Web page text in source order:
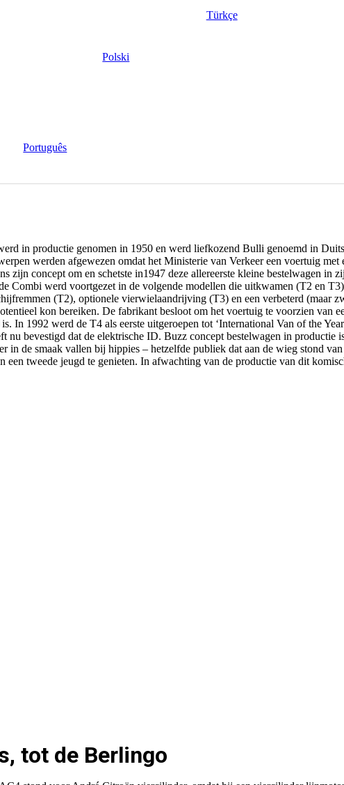
Polski
Português
Türkçe
in productie genomen in 1950 en werd liefkozend Bulli genoemd in
werden afgewezen omdat het Ministerie van Verkeer een voertuig met
zijn concept om en schetste in1947 deze allereerste kleine bestelwagen in
Combi werd voortgezet in de volgende modellen die uitkwamen (T2 en
(T2), optionele vierwielaandrijving (T3) en een verbeterd (maar
kon bereiken. De fabrikant besloot om het voertuig te voorzien van
In 1992 werd de T4 als eerste uitgeroepen tot ‘International Van of the
bevestigd dat de elektrische ID. Buzz concept bestelwagen in
de smaak vallen bij hippies – hetzelfde publiek dat aan de wieg stond
tweede jeugd te genieten. In afwachting van de productie van dit
tot de Berlingo